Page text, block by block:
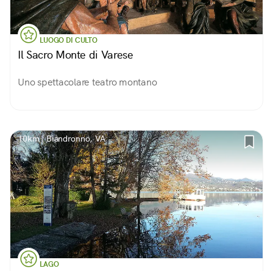
LUOGO DI CULTO
Il Sacro Monte di Varese
Uno spettacolare teatro montano
10km | Biandronno, VA
LAGO